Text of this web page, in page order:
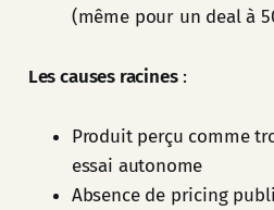
(même pour un deal à
Les causes racines:
Produit perçu comme
essai autonome
Absence de pricing